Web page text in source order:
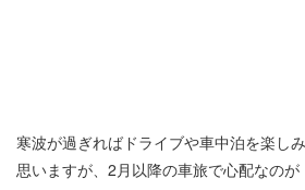
寒波が過ぎればドライブや車中泊を楽し
思いますが、2月以降の車旅で心配なのが